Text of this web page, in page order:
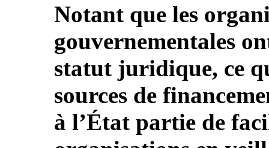
Notant que les
gouvernementales
statut juridique, ce
sources de
à l’État partie de